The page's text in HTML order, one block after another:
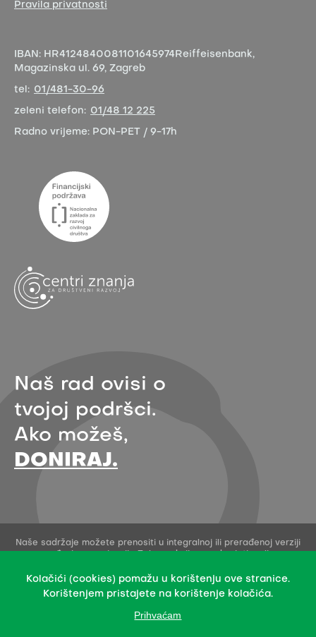
Pravila privatnosti
IBAN: HR4124840081101645974 Reiffeisenbank,
Magazinska ul. 69, Zagreb
tel: 01/481-30-96
zeleni telefon: 01/48 12 225
Radno vrijeme: PON-PET / 9-17h
Naš rad ovisi o
tvojoj podršci.
Ako možeš,
DONIRAJ.
Naše sadržaje možete prenositi u integralnoj ili prerađenoj verziji
Ovo dopuštenje se ne odnosi na stock fotografije i embedane
sadržaje drugih stvaratelja.
Design & development: Slobodna domena Zadruga za otvoreni
Kolačići (cookies) pomažu u korištenju ove stranice.
Korištenjem pristajete na korištenje kolačića.
Prihvaćam